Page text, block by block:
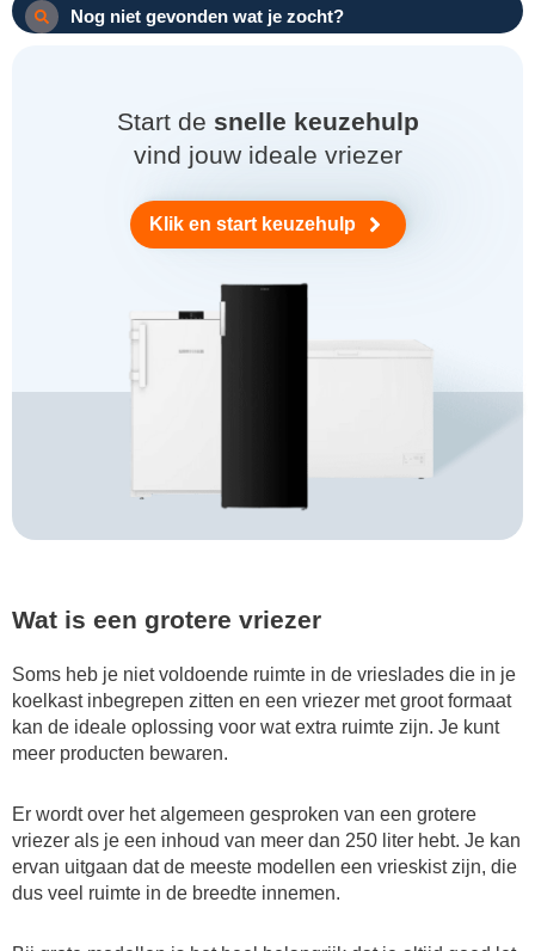
Nog niet gevonden wat je zocht?
Start de snelle keuzehulp
vind jouw ideale vriezer
Klik en start keuzehulp
Wat is een grotere vriezer
Soms heb je niet voldoende ruimte in de vrieslades die in je
koelkast inbegrepen zitten en een vriezer met groot formaat
kan de ideale oplossing voor wat extra ruimte zijn. Je kunt
meer producten bewaren.
Er wordt over het algemeen gesproken van een grotere
vriezer als je een inhoud van meer dan 250 liter hebt. Je kan
ervan uitgaan dat de meeste modellen een vrieskist zijn, die
dus veel ruimte in de breedte innemen.